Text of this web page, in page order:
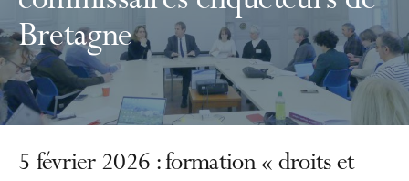
Bretagne
5 février 2026 : formation « droits et